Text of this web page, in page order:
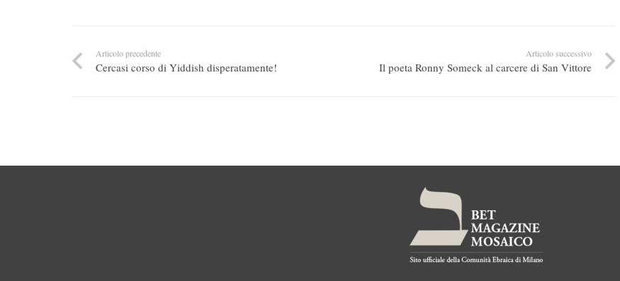
Articolo precedente
Cercasi corso di Yiddish disperatamente!
Articolo successivo
Il poeta Ronny Someck al carcere di San Vittore